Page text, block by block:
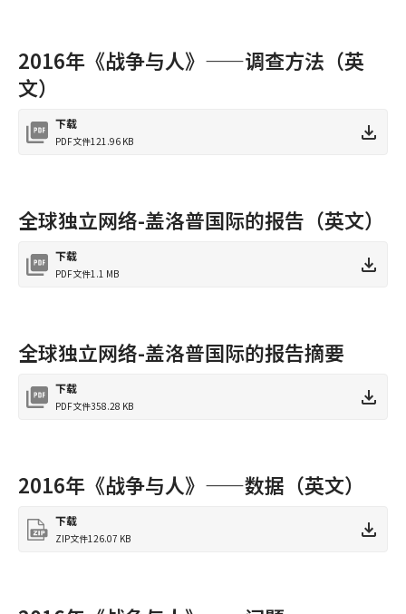
2016年《战争与人》——调查方法（英
文）
下载
PDF文件121.96 KB
全球独立网络-盖洛普国际的报告（英文）
下载
PDF文件1.1 MB
全球独立网络-盖洛普国际的报告摘要
下载
PDF文件358.28 KB
2016年《战争与人》——数据（英文）
下载
ZIP文件126.07 KB